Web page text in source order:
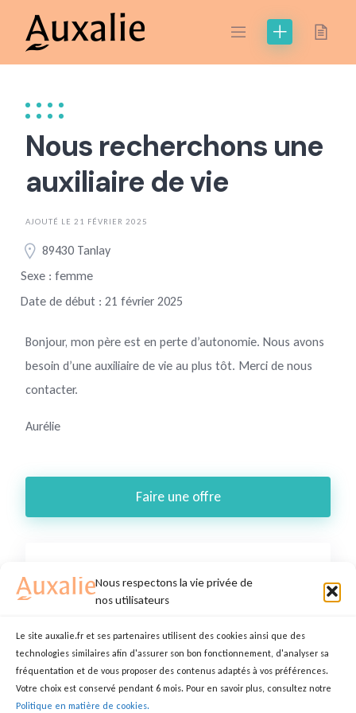
Nous respectons la vie privée de
nos utilisateurs
Le site auxalie.fr et ses partenaires utilisent des cookies ainsi que des
technologies similaires afin d'assurer son bon fonctionnement, d'analyser sa
fréquentation et de vous proposer des contenus adaptés à vos préférences.
Votre choix est conservé pendant 6 mois. Pour en savoir plus, consultez notre
Politique en matière de cookies.
content
Nous recherchons une
auxiliaire de vie
AJOUTÉ LE 21 FÉVRIER 2025
89430 Tanlay
Sexe : femme
Date de début : 21 février 2025
Bonjour, mon père est en perte d’autonomie. Nous avons
besoin d’une auxiliaire de vie au plus tôt. Merci de nous
contacter.
Aurélie
Faire une offre